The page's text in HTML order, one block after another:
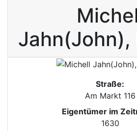
Jahn(John),
Straße:
Am Markt 116
Eigentümer im
1630